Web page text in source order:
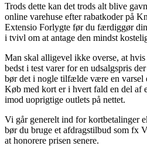
Trods dette kan det trods alt blive
online varehuse efter rabatkoder på
Extensio Forlygte før du færdiggør
i tvivl om at antage den mindst
Man skal alligevel ikke overse, at
bedst i test varer for en udsalgspris
bør det i nogle tilfælde være en varsel
Køb med kort er i hvert fald en del af
imod uoprigtige outlets på nettet.
Vi går generelt ind for kortbetalinger
bør du bruge et afdragstilbud som fx
at honorere prisen senere.